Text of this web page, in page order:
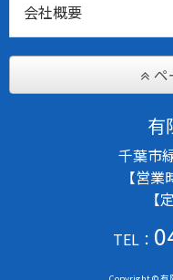
会社概要
ペ
有
千葉市
【営
【
TEL：